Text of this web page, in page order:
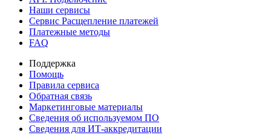
Наши сервисы
Сервис Расщепление платежей
Платежные методы
FAQ
Поддержка
Помощь
Правила сервиса
Обратная связь
Маркетинговые материалы
Сведения об используемом ПО
Сведения для ИТ-аккредитации